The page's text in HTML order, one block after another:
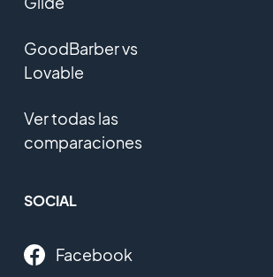
GoodBarber vs
Lovable
Ver todas las
comparaciones
SOCIAL
Facebook